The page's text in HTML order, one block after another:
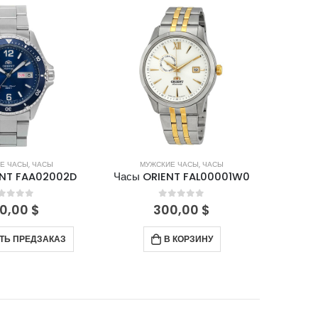
ЧАСЫ, ЧАСЫ
FAA02002D
of 5
$
ПРЕДЗАКАЗ
МУЖСКИЕ ЧАСЫ, ЧАСЫ
Часы ORIENT FAL00001W0
0out of 5
300,00 $
В КОРЗИНУ